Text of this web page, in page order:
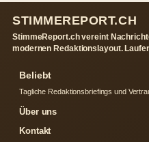
STIMMEREPORT.CH
StimmeReport.ch vereint
modernen Redaktionslayout.
Beliebt
Tagliche Redaktionsbriefings und
Über uns
Kontakt